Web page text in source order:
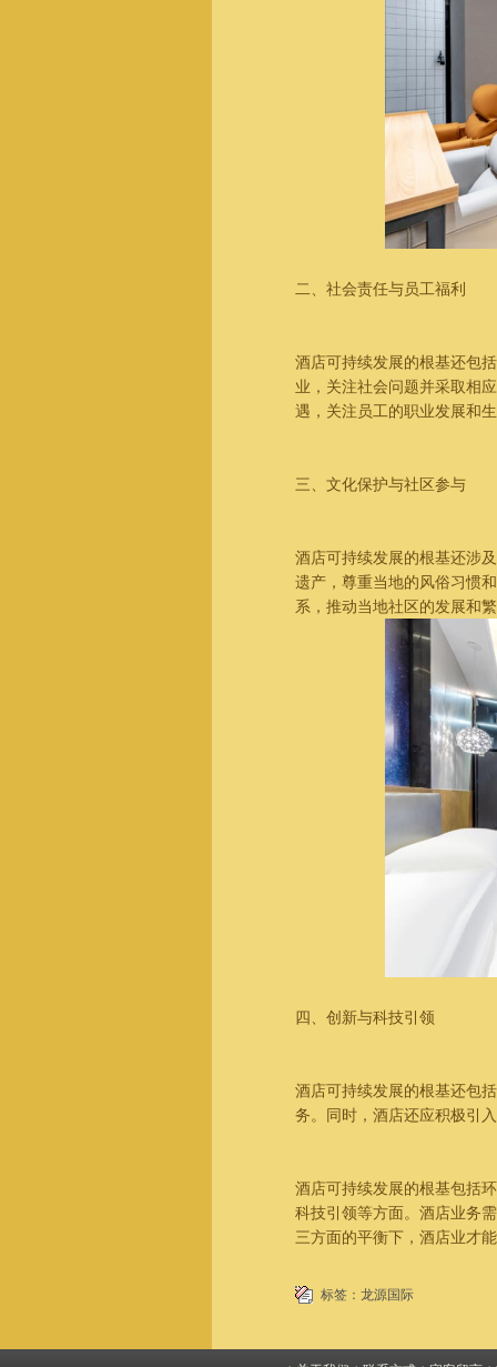
二、社会责任与员工福利
酒店可持续发展的根基还包
业，关注社会问题并采取相
遇，关注员工的职业发展和
三、文化保护与社区参与
酒店可持续发展的根基还涉
遗产，尊重当地的风俗习惯
系，推动当地社区的发展和
四、创新与科技引领
酒店可持续发展的根基还包
务。同时，酒店还应积极引
酒店可持续发展的根基包括
科技引领等方面。酒店业务
三方面的平衡下，酒店业才
标签： 龙源国际